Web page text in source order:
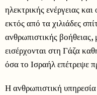
ηλεκτρικής ενέργειας
εκτός από τα χιλιάδες
ανθρωπιστικής
εισέρχονται στη Γάζα
όσα το Ισραήλ επέτρεψε
Η ανθρωπιστική